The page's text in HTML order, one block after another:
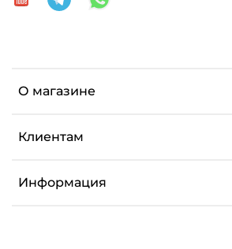
О магазине
Клиентам
Информация